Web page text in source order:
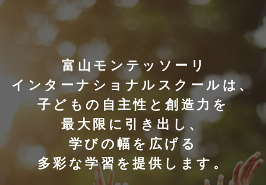
富山モンテッソーリ
インターナショナルスクールは、
子どもの自主性と創造力を
最大限に引き出し、
学びの幅を広げる
多彩な学習を提供します。